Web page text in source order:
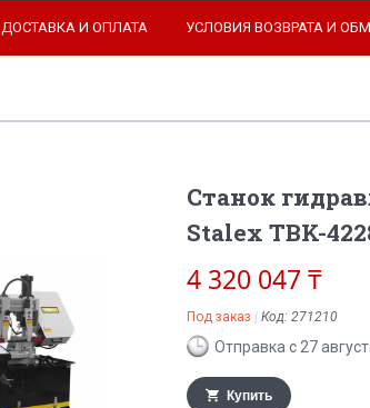
ДОСТАВКА И ОПЛАТА УСЛОВИЯ ВОЗВРАТА И
Станок
Stalex TBK-
4 320 047 ₸
Под заказ Код: 271210
Отправка с 27
Купить